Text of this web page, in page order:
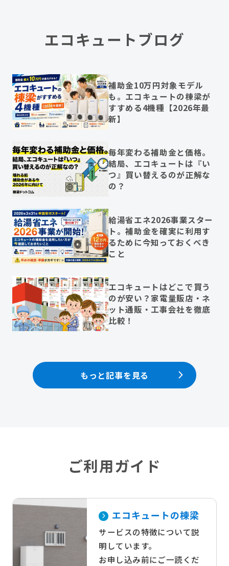
エコキュートブログ
補助金10万円対象モデル
も。エコキュートの棟梁が
すすめる4機種【2026年最
新】
毎年変わる補助金と価格。
結局、エコキュートは『い
つ』買い替えるのが正解な
の？
給湯省エネ2026事業スター
ト。補助金を確実に利用す
るために今知っておくべき
こと
エコキュートはどこで買う
のが安い？家電量販店・ネ
ット通販・工事会社を徹底
比較！
もっと記事を見る
ご利用ガイド
エコキュートの棟梁
サービスの特徴について説
明しています。
お申し込み前にご一読くだ